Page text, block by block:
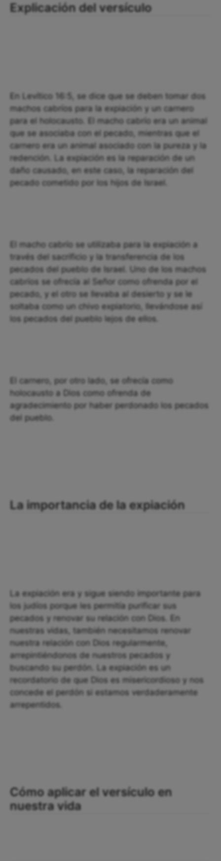
Explicación del versículo
En Levítico 16:5, se dice que se deben tomar dos
machos cabríos para la expiación y un carnero
para el holocausto. El macho cabrío era un animal
que se asociaba con el pecado, mientras que el
carnero era un animal asociado con la pureza y la
redención. La expiación es la reparación de un
daño causado, en este caso, la reparación del
pecado cometido por los hijos de Israel.
El macho cabrío se utilizaba para la expiación a
través del sacrificio y la transferencia de los
pecados del pueblo de Israel. Uno de los machos
cabríos se ofrecía al Señor como ofrenda por el
pecado, y el otro se llevaba al desierto y se le
soltaba como un chivo expiatorio, llevándose así
los pecados del pueblo lejos de ellos.
El carnero, por otro lado, se ofrecía como
holocausto a Dios como ofrenda de
agradecimiento por haber perdonado los pecados
del pueblo.
La importancia de la expiación
La expiación era y sigue siendo importante para
los judíos porque les permitía purificar sus
pecados y renovar su relación con Dios. En
nuestras vidas, también necesitamos renovar
nuestra relación con Dios regularmente,
arrepintiéndonos de nuestros pecados y
buscando su perdón. La expiación es un
recordatorio de que Dios es misericordioso y nos
concede el perdón si estamos verdaderamente
arrepentidos.
Cómo aplicar el versículo en
nuestra vida